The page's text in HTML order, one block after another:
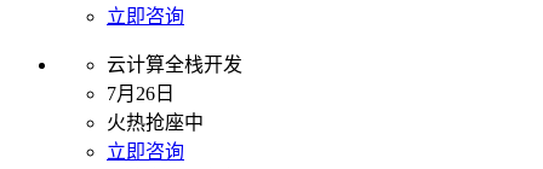
立即咨询
云计算全栈开发
7月26日
火热抢座中
立即咨询